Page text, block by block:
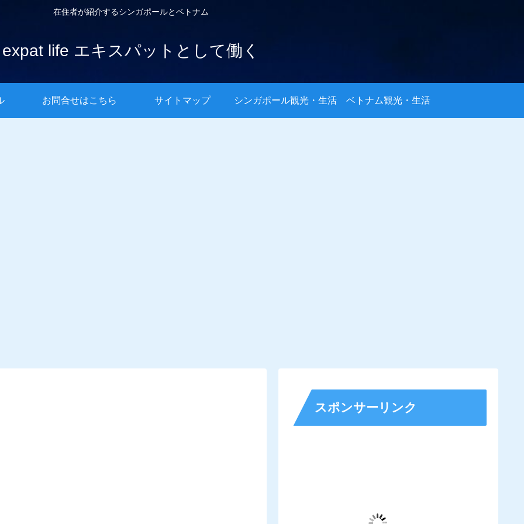
在住者が紹介するシンガポールとベトナム
expat life エキスパットとして働く
お問合せはこちら サイトマップ シンガポール観光・生活 ベトナム観光・生活
スポンサーリンク